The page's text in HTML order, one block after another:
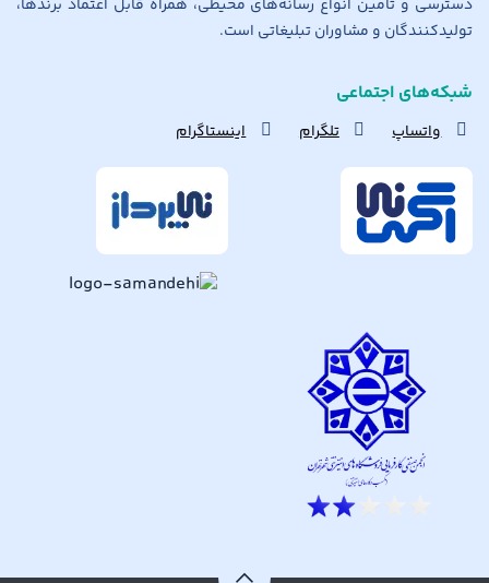
دسترسی و تامین انواع رسانه‌های محیطی، همراه قابل اعتماد برندها،
تولیدکنندگان و مشاوران تبلیغاتی است.
شبکه‌های اجتماعی
واتساپ تلگرام اینستاگرام